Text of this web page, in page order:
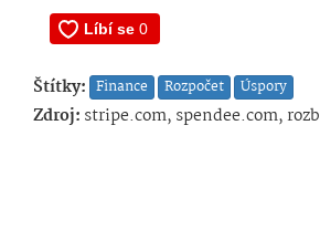
Štítky: Finance Rozpočet Úspory
Zdroj: stripe.com, spendee.com,